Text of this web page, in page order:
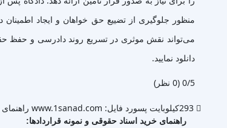
منظور جلوگیری از تضییع حق خواهان و ایجاد
دانلود نمایید.
‫0/5 ‫(0 نظر)
293کیلوبایت پسورد فایل: www.1sanad.com راهنمای
راهنمای خرید اسناد حقوقی و نمونه قراردادها: